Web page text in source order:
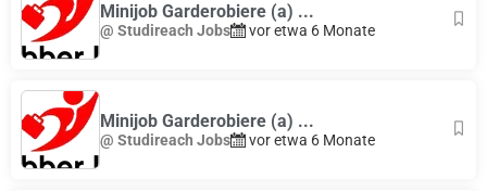
Minijob Garderobiere (a) ...
@ Studireach Jobs vor etwa 6 Monate
Minijob Garderobiere (a) ...
@ Studireach Jobs vor etwa 6 Monate